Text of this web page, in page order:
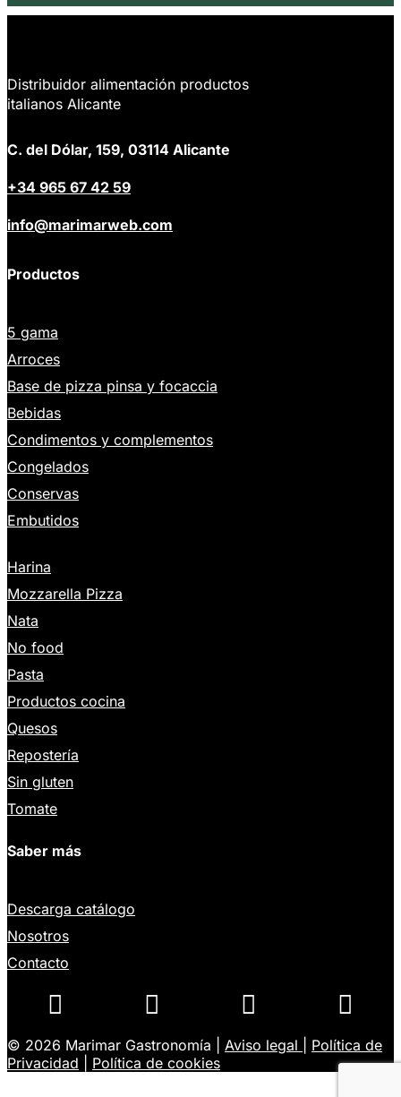
Distribuidor alimentación productos
italianos Alicante
C. del Dólar, 159, 03114 Alicante
+34 965 67 42 59
info@marimarweb.com
Productos
5 gama
Arroces
Base de pizza pinsa y focaccia
Bebidas
Condimentos y complementos
Congelados
Conservas
Embutidos
Harina
Mozzarella Pizza
Nata
No food
Pasta
Productos cocina
Quesos
Repostería
Sin gluten
Tomate
Saber más
Descarga catálogo
Nosotros
Contacto
   
© 2026 Marimar Gastronomía | Aviso legal
Política de
Privacidad
Política de cookies